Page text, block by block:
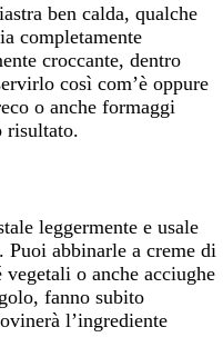
ben calda, qualche
completamente
croccante, dentro
così com’è oppure
o anche formaggi
risultato.
leggermente e usale
Puoi abbinarle a creme di
o anche acciughe
fanno subito
l’ingrediente